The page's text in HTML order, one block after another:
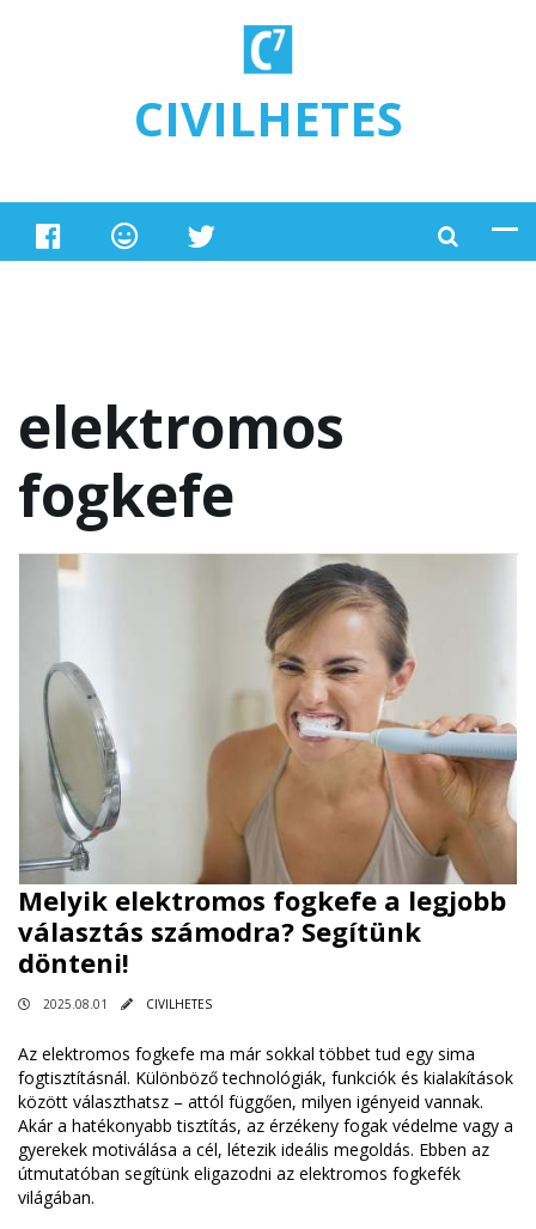
CIVILHETES
elektromos
fogkefe
Melyik elektromos fogkefe a legjobb
választás számodra? Segítünk
dönteni!
2025.08.01 CIVILHETES
Az elektromos fogkefe ma már sokkal többet tud egy sima
fogtisztításnál. Különböző technológiák, funkciók és kialakítások
között választhatsz – attól függően, milyen igényeid vannak.
Akár a hatékonyabb tisztítás, az érzékeny fogak védelme vagy a
gyerekek motiválása a cél, létezik ideális megoldás. Ebben az
útmutatóban segítünk eligazodni az elektromos fogkefék
világában.